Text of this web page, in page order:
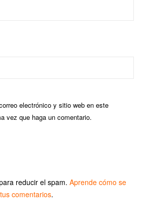
electrónico y sitio web en este
vez que haga un comentario.
reducir el spam. Aprende cómo se
comentarios.